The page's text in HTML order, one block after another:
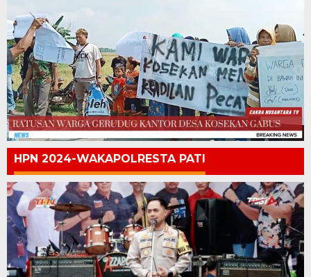
HPN 2024-WAKAPOLRESTA PATI